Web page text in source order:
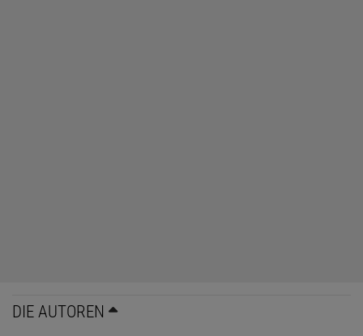
DIE AUTOREN